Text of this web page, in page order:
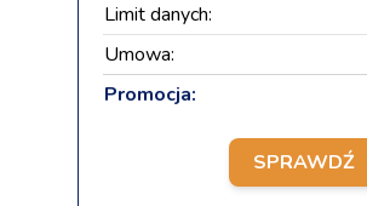
Limit danych:
Umowa:
Promocja:
SPRAWDŹ